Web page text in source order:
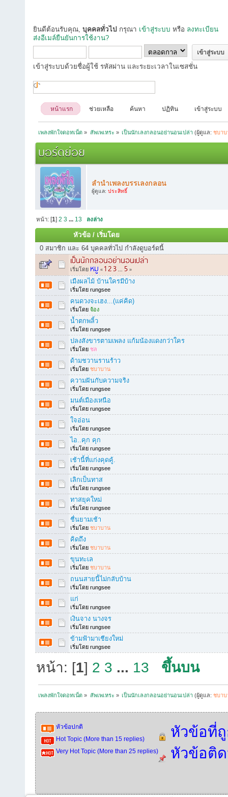
ยินดีต้อนรับคุณ, บุคคลทั่วไป กรุณา เข้าสู่ระบบ หรือ ลงทะเบียน
ส่งอีเมล์ยืนยันการใช้งาน?
เข้าสู่ระบบด้วยชื่อผู้ใช้ รหัสผ่าน และระยะเวลาในเซสชั่น
หน้าแรก ช่วยเหลือ ค้นหา ปฏิทิน เข้าสู่ระบบ
เพลงพักใจดอทเน็ต » สัพเพเหระ » เป็นนักเลงกลอนอย่านอนเปล่า (ผู้ดูแล:ชบาบ
บอร์ดย่อย
ลำนำเพลงบรรเลงกลอน
ผู้ดูแล: ประสิทธิ์
หน้า: [1 ]2 3 ... 13 ลงล่าง
หัวข้อ / เริ่มโดย
0 สมาชิก และ 64 บุคคลทั่วไป กำลังดูบอร์ดนี้
เป็นนักกลอนอย่านอนเปล่า
เริ่มโดย หมู « 123 5 »
เมืงผลไม้ บ้านใครมีบ้าง
เริ่มโดย rungsee
คนดวงจะเฮง...(แค่คิด)
เริ่มโดย จ้อง
น้ำตกพลิ้ว
เริ่มโดย rungsee
ปลงสังขารตามเพลง แก้มน้องแดงกว่าใคร
เริ่มโดย ชล
ด้ามชวานรานร้าว
เริ่มโดย ชบาบาน
ความฝันกับความจริง
เริ่มโดย rungsee
มนต์เมืองเหนือ
เริ่มโดย rungsee
ใจอ่อน
เริ่มโดย rungsee
ไอ..คุก คุก
เริ่มโดย rungsee
เช้านี้ที่แก่งคุดคู้.
เริ่มโดย rungsee
เลิกเป็นทาส
เริ่มโดย rungsee
ทาสยุคใหม่
เริ่มโดย rungsee
ชื่นยามเช้า
เริ่มโดย ชบาบาน
คิดถึง
เริ่มโดย ชบาบาน
ขุนทะเล
เริ่มโดย ชบาบาน
ถนนสายนี้ไม่กลับบ้าน
เริ่มโดย rungsee
แก่
เริ่มโดย rungsee
เงินจาง นางจร
เริ่มโดย rungsee
ข้ามฟ้ามาเชียงใหม่
เริ่มโดย rungsee
หน้า: [1] 2 3 ... 13 ขึ้นบน
เพลงพักใจดอทเน็ต » สัพเพเหระ » เป็นนักเลงกลอนอย่านอนเปล่า (ผู้ดูแล:ชบาบ
หัวข้อปกติ
Hot Topic (More than 15 replies)
Very Hot Topic (More than 25 replies)
หัวข้อที่
หัวข้อติ